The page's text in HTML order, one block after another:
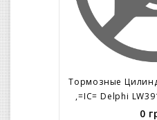
,=IC= Delphi
0